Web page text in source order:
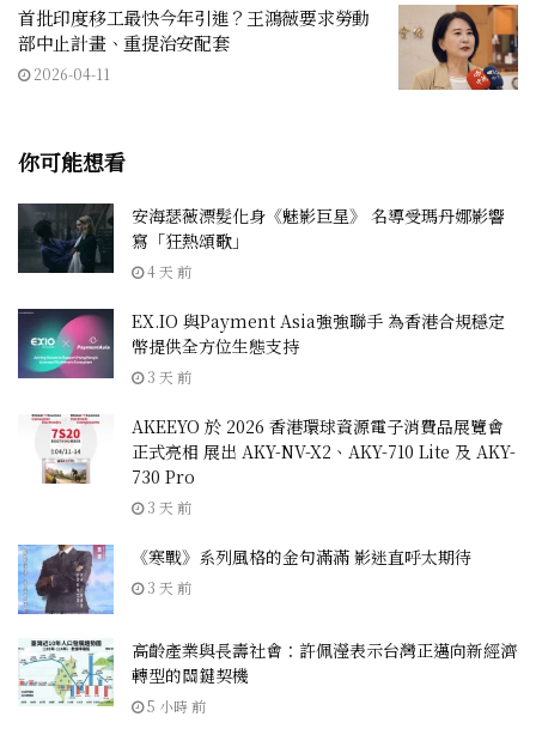
首批印度移工最快今年引進？王鴻薇要求勞動
部中止計畫、重提治安配套
2026-04-11
你可能想看
安海瑟薇漂髮化身《魅影巨星》 名導受瑪丹娜影響
寫「狂熱頌歌」
4 天 前
EX.IO 與Payment Asia強強聯手 為香港合規穩定
幣提供全方位生態支持
3 天 前
AKEEYO 於 2026 香港環球資源電子消費品展覽會
正式亮相 展出 AKY-NV-X2、AKY-710 Lite 及 AKY-
730 Pro
3 天 前
《寒戰》系列風格的金句滿滿 影迷直呼太期待
3 天 前
高齡產業與長壽社會：許佩瀅表示台灣正邁向新經濟
轉型的關鍵契機
5 小時 前